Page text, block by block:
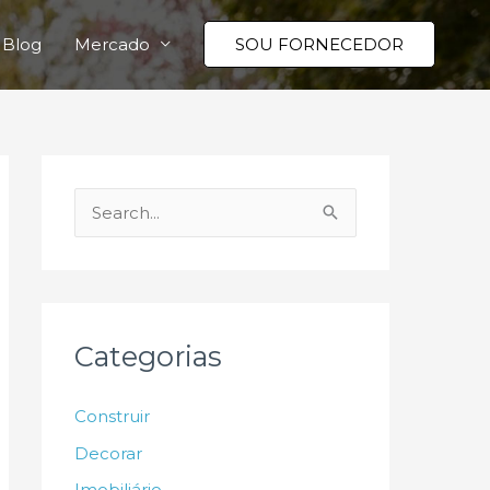
Blog Mercado SOU FORNECEDOR
e
i
r
Categorias
Construir
Decorar